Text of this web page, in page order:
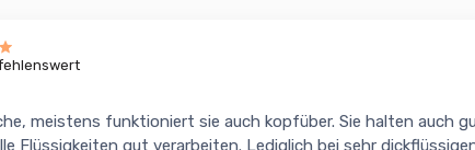
meistens funktioniert sie auch kopfüber. Sie halten auch
Flüssigkeiten gut verarbeiten. Lediglich bei sehr